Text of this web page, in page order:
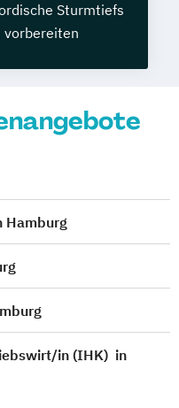
Sturmtiefs
vorbereiten
Hamburg
in (IHK) in